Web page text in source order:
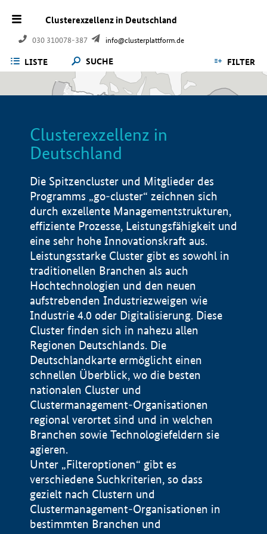
Clusterexzellenz in Deutschland
030 310078-387 info@clusterplattform.de
LISTE SUCHE FILTER
Clusterexzellenz in
Deutschland
Die Spitzencluster und Mitglieder des
Programms „go-cluster“ zeichnen sich
durch exzellente Managementstrukturen,
effiziente Prozesse, Leistungsfähigkeit und
eine sehr hohe Innovationskraft aus.
Leistungsstarke Cluster gibt es sowohl in
traditionellen Branchen als auch
Hochtechnologien und den neuen
aufstrebenden Industriezweigen wie
Industrie 4.0 oder Digitalisierung. Diese
Cluster finden sich in nahezu allen
Regionen Deutschlands. Die
Deutschlandkarte ermöglicht einen
schnellen Überblick, wo die besten
nationalen Cluster und
Clustermanagement-Organisationen
regional verortet sind und in welchen
Branchen sowie Technologiefeldern sie
agieren.
Unter „Filteroptionen“ gibt es
verschiedene Suchkriterien, so dass
gezielt nach Clustern und
Clustermanagement-Organisationen in
bestimmten Branchen und
Impressum
Datenschutzerklärung
BMWE, 2026 ©
100 km © Geobasis-DE / BKG 2015